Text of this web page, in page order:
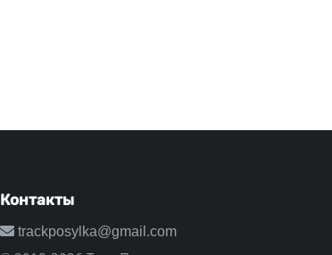
Контакты
trackposylka@gmail.com